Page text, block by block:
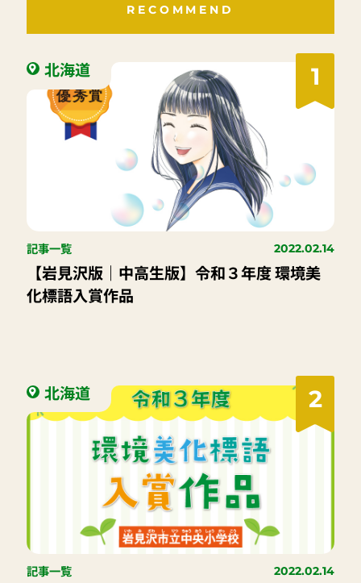
RECOMMEND
1
北海道
記事一覧 2022.02.14
【岩見沢版｜中高生版】令和３年度 環境美
化標語入賞作品
2
北海道
記事一覧 2022.02.14